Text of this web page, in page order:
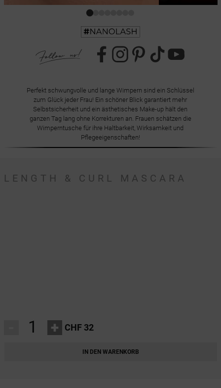
Perfekt schwungvolle und lange Wimpern sind ein Schlüssel
zum Glück jeder Frau! Ein schöner Blick garantiert mehr
Selbstsicherheit und ein ästhetisches Make-up hält den
ganzen Tag lang ohne Korrekturen an. Frauen schätzen die
Wimperntusche für ihre Haltbarkeit, Wirksamkeit und
Pflegeeigenschaften!
LENGTH & CURL MASCARA
+ CHF 32
IN DEN WARENKORB